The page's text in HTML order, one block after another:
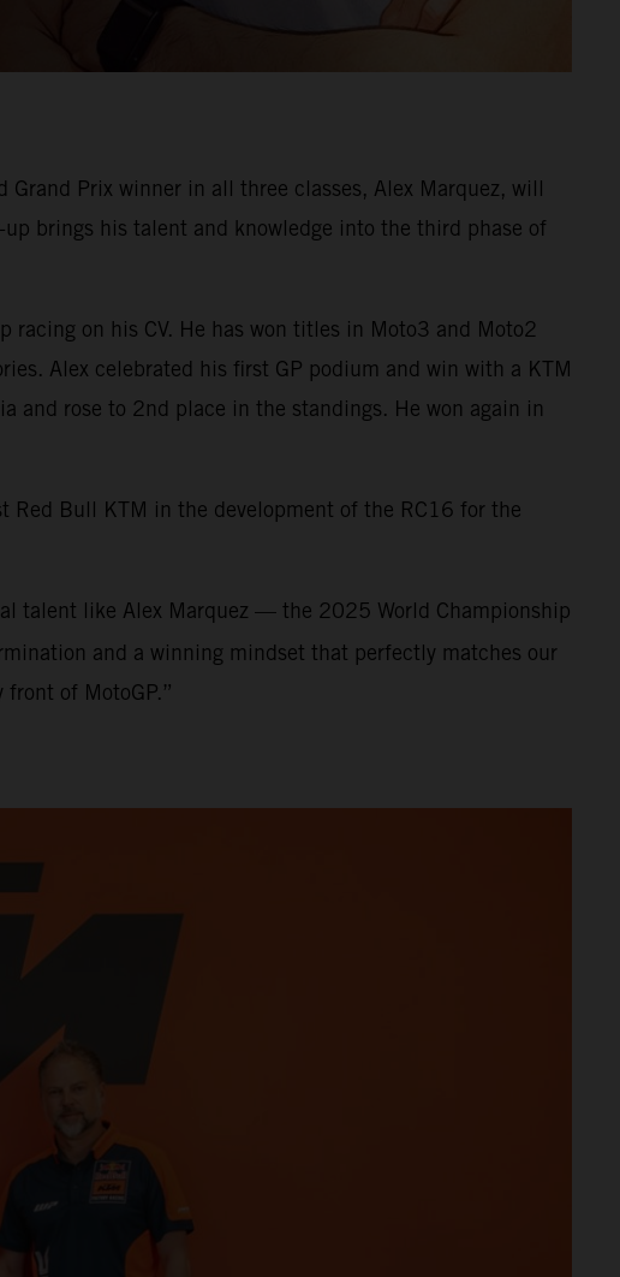
Prix winner in all three classes, Alex Marquez, will
brings his talent and knowledge into the third phase of
racing on his CV. He has won titles in Moto3 and Moto2
Alex celebrated his first GP podium and win with a KTM
and rose to 2nd place in the standings. He won again in
Red Bull KTM in the development of the RC16 for the
talent like Alex Marquez — the 2025 World Championship
and a winning mindset that perfectly matches our
of MotoGP.”